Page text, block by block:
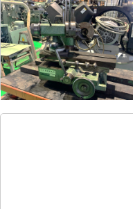
ドリル研削盤
メーカー 飯田
形 式YG-200F
年 式-